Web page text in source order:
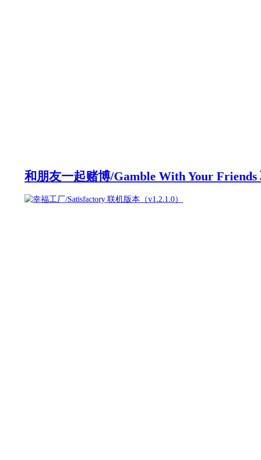
和朋友一起赌博/Gamble With Your Friends